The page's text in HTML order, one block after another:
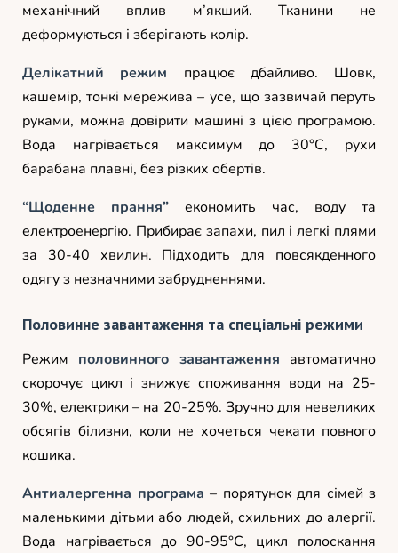
механічний вплив м’якший. Тканини не
деформуються і зберігають колір.
Делікатний режим працює дбайливо. Шовк,
кашемір, тонкі мережива – усе, що зазвичай перуть
руками, можна довірити машині з цією програмою.
Вода нагрівається максимум до 30°C, рухи
барабана плавні, без різких обертів.
“Щоденне прання” економить час, воду та
електроенергію. Прибирає запахи, пил і легкі плями
за 30-40 хвилин. Підходить для повсякденного
одягу з незначними забрудненнями.
Половинне завантаження та спеціальні режими
Режим половинного завантаження автоматично
скорочує цикл і знижує споживання води на 25-
30%, електрики – на 20-25%. Зручно для невеликих
обсягів білизни, коли не хочеться чекати повного
кошика.
Антиалергенна програма – порятунок для сімей з
маленькими дітьми або людей, схильних до алергії.
Вода нагрівається до 90-95°C, цикл полоскання